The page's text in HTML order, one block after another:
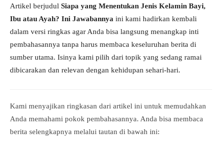
Artikel berjudul Siapa yang Menentukan Jenis Kelamin Bayi,
Ibu atau Ayah? Ini Jawabannya ini kami hadirkan kembali
dalam versi ringkas agar Anda bisa langsung menangkap inti
pembahasannya tanpa harus membaca keseluruhan berita di
sumber utama. Isinya kami pilih dari topik yang sedang ramai
dibicarakan dan relevan dengan kehidupan sehari-hari.
Kami menyajikan ringkasan dari artikel ini untuk memudahkan
Anda memahami pokok pembahasannya. Anda bisa membaca
berita selengkapnya melalui tautan di bawah ini: